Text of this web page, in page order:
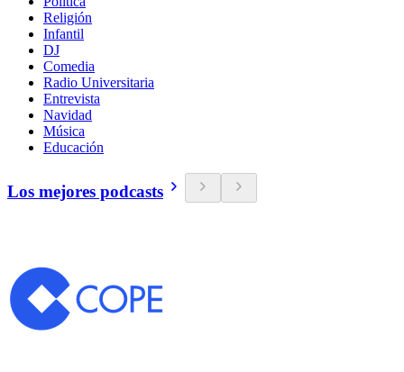
Religión
Infantil
DJ
Comedia
Radio Universitaria
Entrevista
Navidad
Música
Educación
Los mejores podcasts